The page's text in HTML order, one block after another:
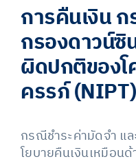
การคืนเงิน
กรองดาวน์ซิ
ผิดปกติของโ
ครรภ์ (NIPT)
กรณีชำระค่ามัดจำ แ
โยบายคืนเงินเหมือน